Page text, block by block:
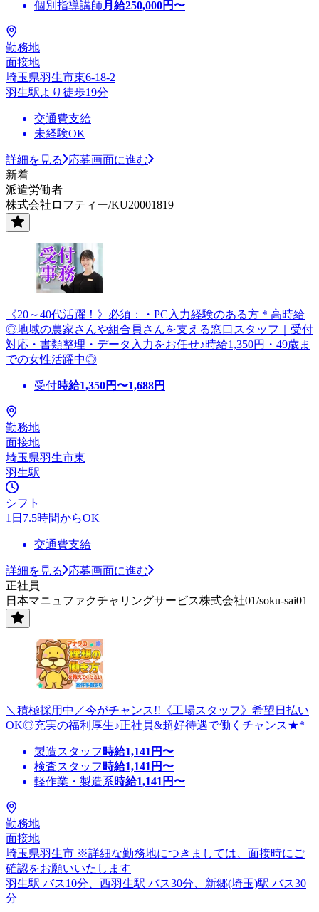
個別指導講師 月給250,000円〜
勤務地
面接地
埼玉県羽生市東6-18-2
羽生駅より徒歩19分
交通費支給
未経験OK
詳細を見る
応募画面に進む
新着
派遣労働者
株式会社ロフティー/KU20001819
《20～40代活躍！》必須：・PC入力経験のある方＊高時給
◎地域の農家さんや組合員さんを支える窓口スタッフ｜受付
対応・書類整理・データ入力をお任せ♪時給1,350円・49歳ま
での女性活躍中◎
受付時給1,350円〜1,688円
勤務地
面接地
埼玉県羽生市東
羽生駅
シフト
1日7.5時間からOK
交通費支給
詳細を見る
応募画面に進む
正社員
日本マニュファクチャリングサービス株式会社01/soku-sai01
＼積極採用中／今がチャンス!!《工場スタッフ》希望日払い
OK◎充実の福利厚生♪正社員&超好待遇で働くチャンス★*
製造スタッフ 時給1,141 円〜
検査スタッフ 時給1,141 円〜
軽作業・製造系時給1,141 円〜
勤務地
面接地
埼玉県羽生市 ※詳細な勤務地につきましては、面接時にご
確認をお願いいたします
羽生駅 バス10分、西羽生駅 バス30分、新郷(埼玉)駅 バス30
分